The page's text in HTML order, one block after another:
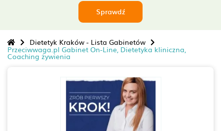
Sprawdź
Dietetyk Kraków - Lista Gabinetów
Przeciwwaga.pl Gabinet On-Line, Dietetyka kliniczna,
Coaching żywienia